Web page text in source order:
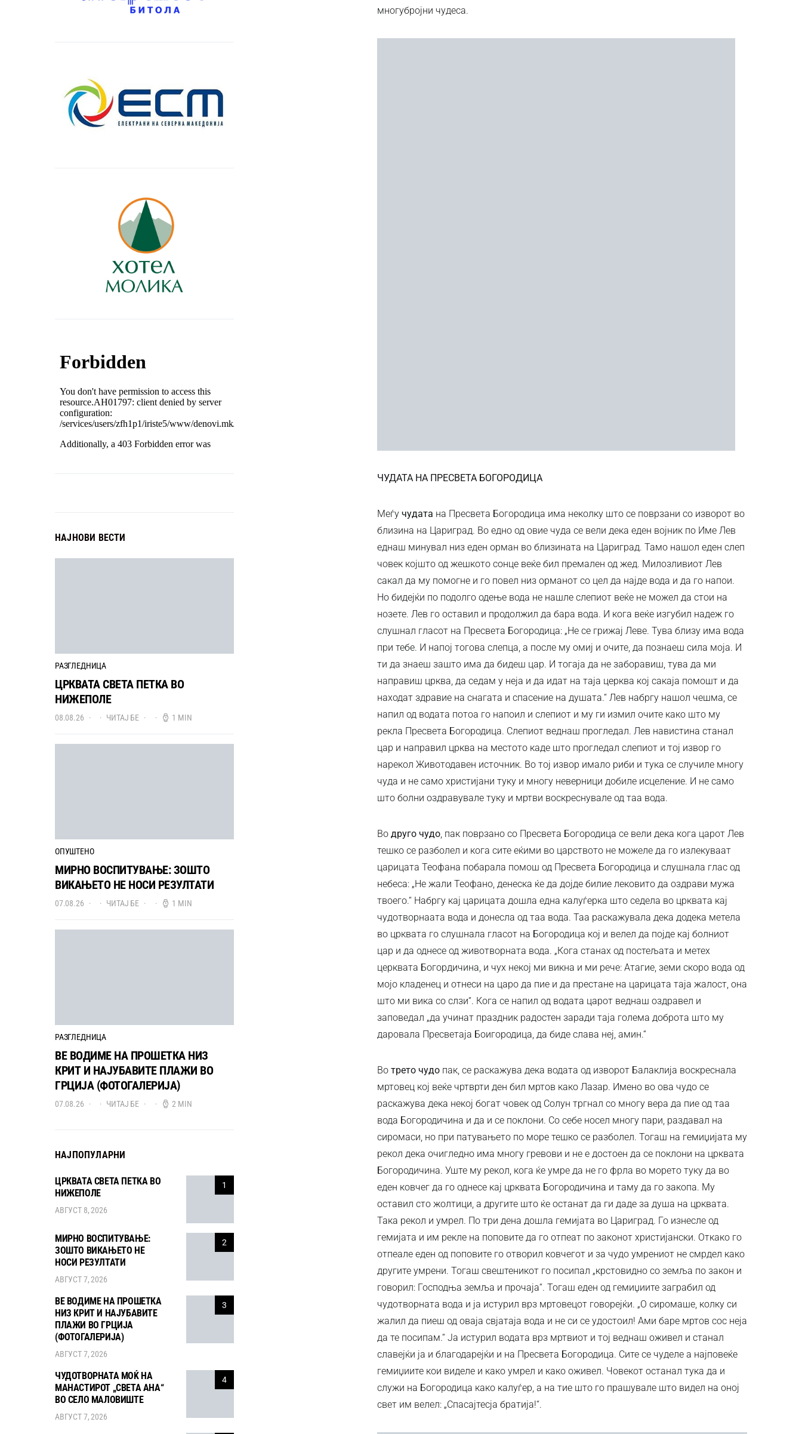
многубројни чудеса.
ЧУДАТА НА ПРЕСВЕТА БОГОРОДИЦА
Меѓу чудата на Пресвета Богородица има неколку што се поврзани со изворот во
близина на Цариград. Во едно од овие чуда се вели дека еден војник по Име Лев
еднаш минувал низ еден орман во близината на Цариград. Тамо нашол еден слеп
човек којшто од жешкото сонце веќе бил премален од жед. Милозливиот Лев
сакал да му помогне и го повел низ орманот со цел да најде вода и да го напои.
Но бидејќи по подолго одење вода не нашле слепиот веќе не можел да стои на
нозете. Лев го оставил и продолжил да бара вода. И кога веќе изгубил надеж го
слушнал гласот на Пресвета Богородица: „Не се грижај Леве. Тува близу има вода
при тебе. И напој тогова слепца, а после му омиј и очите, да познаеш сила моја. И
ти да знаеш зашто има да бидеш цар. И тогаја да не заборавиш, тува да ми
направиш црква, да седам у неја и да идат на таја церква кој сакаја помошт и да
находат здравие на снагата и спасение на душата.“ Лев набргу нашол чешма, се
напил од водата потоа го напоил и слепиот и му ги измил очите како што му
рекла Пресвета Богородица. Слепиот веднаш прогледал. Лев навистина станал
цар и направил црква на местото каде што прогледал слепиот и тој извор го
нарекол Животодавен источник. Во тој извор имало риби и тука се случиле многу
чуда и не само христијани туку и многу неверници добиле исцеление. И не само
што болни оздравувале туку и мртви воскреснувале од таа вода.
Во друго чудо , пак поврзано со Пресвета Богородица се вели дека кога царот Лев
тешко се разболел и кога сите еќими во царството не можеле да го излекуваат
царицата Теофана побарала помош од Пресвета Богородица и слушнала глас од
небеса: „Не жали Теофано, денеска ќе да дојде билие лековито да оздрави мужа
твоего.“ Набргу кај царицата дошла една калуѓерка што седела во црквата кај
чудотворнаата вода и донесла од таа вода. Таа раскажувала дека додека метела
во црквата го слушнала гласот на Богородица кој и велел да појде кај болниот
цар и да однесе од животворната вода. „Кога станах од постељата и метех
церквата Богордичина, и чух некој ми викна и ми рече: Атагие, земи скоро вода од
мојо кладенец и отнеси на царо да пие и да престане на царицата таја жалост, она
што ми вика со слзи“. Кога се напил од водата царот веднаш оздравел и
заповедал „да учинат праздник радостен заради таја голема доброта што му
даровала Пресветаја Боигородица, да биде слава неј, амин.“
Во трето чудо пак, се раскажува дека водата од изворот Балаклија воскреснала
мртовец кој веќе чртврти ден бил мртов како Лазар. Имено во ова чудо се
раскажува дека некој богат човек од Солун тргнал со многу вера да пие од таа
вода Богородичина и да и се поклони. Со себе носел многу пари, раздавал на
сиромаси, но при патувањето по море тешко се разболел. Тогаш на гемиџијата му
рекол дека очигледно има многу гревови и не е достоен да се поклони на црквата
Богородичина. Уште му рекол, кога ќе умре да не го фрла во морето туку да во
еден ковчег да го однесе кај црквата Богородичина и таму да го закопа. Му
оставил сто жолтици, а другите што ќе останат да ги даде за душа на црквата.
Така рекол и умрел. По три дена дошла гемијата во Цариград. Го изнесле од
гемијата и им рекле на поповите да го отпеат по законот христијански. Откако го
отпеале еден од поповите го отворил ковчегот и за чудо умрениот не смрдел како
другите умрени. Тогаш свештеникот го посипал „крстовидно со земља по закон и
говорил: Господња земља и прочаја“. Тогаш еден од гемиџиите заграбил од
чудотворната вода и ја истурил врз мртовецот говорејќи. „О сиромаше, колку си
жалил да пиеш од оваја свјатаја вода и не си се удостоил! Ами баре мртов сос неја
да те посипам.“ Ја истурил водата врз мртвиот и тој веднаш оживел и станал
славејќи ја и благодарејќи и на Пресвета Богородица. Сите се чуделе а најповеќе
гемиџиите кои виделе и како умрел и како оживел. Човекот останал тука да и
служи на Богородица како калуѓер, а на тие што го прашувале што видел на оној
свет им велел: „Спасајтесја братија!“.
НАЈНОВИ ВЕСТИ
РАЗГЛЕДНИЦА
ЦРКВАТА СВЕТА ПЕТКА ВО
НИЖЕПОЛЕ
08.08.26 ЧИТАЈ БЕ 1 MIN
ОПУШТЕНО
МИРНО ВОСПИТУВАЊЕ: ЗОШТО
ВИКАЊЕТО НЕ НОСИ РЕЗУЛТАТИ
07.08.26 ЧИТАЈ БЕ 1 MIN
РАЗГЛЕДНИЦА
ВЕ ВОДИМЕ НА ПРОШЕТКА НИЗ
КРИТ И НАЈУБАВИТЕ ПЛАЖИ ВО
ГРЦИЈА (ФОТОГАЛЕРИЈА)
07.08.26 ЧИТАЈ БЕ 2 MIN
НАЈПОПУЛАРНИ
1
ЦРКВАТА СВЕТА ПЕТКА ВО
НИЖЕПОЛЕ
АВГУСТ 8, 2026
2
МИРНО ВОСПИТУВАЊЕ:
ЗОШТО ВИКАЊЕТО НЕ
НОСИ РЕЗУЛТАТИ
АВГУСТ 7, 2026
3
ВЕ ВОДИМЕ НА ПРОШЕТКА
НИЗ КРИТ И НАЈУБАВИТЕ
ПЛАЖИ ВО ГРЦИЈА
(ФОТОГАЛЕРИЈА)
АВГУСТ 7, 2026
4
ЧУДОТВОРНАТА МОЌ НА
МАНАСТИРОТ „СВЕТА АНА“
ВО СЕЛО МАЛОВИШТЕ
АВГУСТ 7, 2026